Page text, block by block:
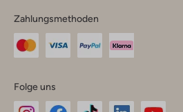
Zahlungsmethoden
Folge uns